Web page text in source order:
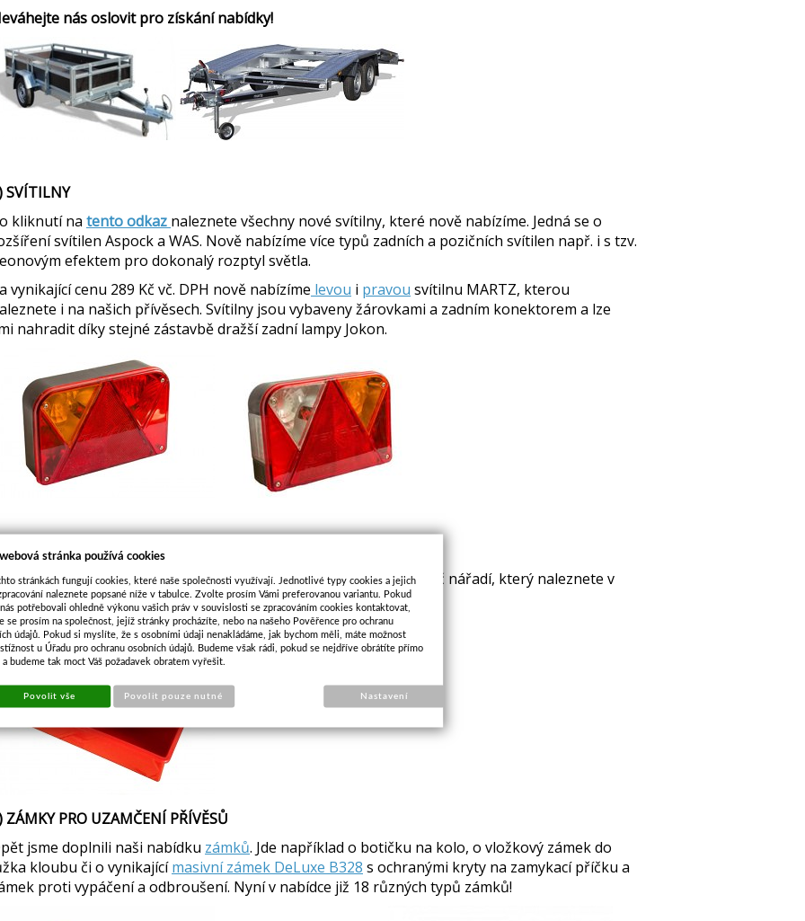
nás oslovit pro získání nabídky!
SVÍTILNY
kliknutí na tento odkaz naleznete všechny nové svítilny, které nově nabízíme. Jedná se o
svítilen Aspock a WAS. Nově nabízíme více typů zadních a pozičních svítilen např. i s tzv.
efektem pro dokonalý rozptyl světla.
vynikající cenu 289 Kč vč. DPH nově nabízíme levou i pravou svítilnu MARTZ, kterou
i na našich přívěsech. Svítilny jsou vybaveny žárovkami a zadním konektorem a lze
nahradit díky stejné zástavbě dražší zadní lampy Jokon.
PLASTOVÉ BOXY
do dílny se hodí plastové stohovatelné boxy a příruční nosič nářadí, který naleznete v
boxy do dílny a pro domácnost.
ZÁMKY PRO UZAMČENÍ PŘÍVĚSŮ
jsme doplnili naši nabídku zámků. Jde například o botičku na kolo, o vložkový zámek do
kloubu či o vynikajícímasivní zámek DeLuxe B328 s ochranými kryty na zamykací příčku a
proti vypáčení a odbroušení. Nyní v nabídce již 18 různých typů zámků!
stránka používá cookies
stránkách fungují cookies, které naše společnosti využívají. Jednotlivé typy cookies a jejich
naleznete popsané níže v tabulce. Zvolte prosím Vámi preferovanou variantu. Pokud
potřebovali ohledně výkonu vašich práv v souvislosti se zpracováním cookies kontaktovat,
se prosím na společnost, jejíž stránky procházíte, nebo na našeho Pověřence pro ochranu
údajů. Pokud si myslíte, že s osobními údaji nenakládáme, jak bychom měli, máte možnost
u Úřadu pro ochranu osobních údajů. Budeme však rádi, pokud se nejdříve obrátíte přímo
a budeme tak moct Váš požadavek obratem vyřešit.
Povolit vše Povolit pouze nutné Nastavení